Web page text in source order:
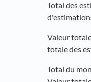
Total des
Valeur
totale des
Total du